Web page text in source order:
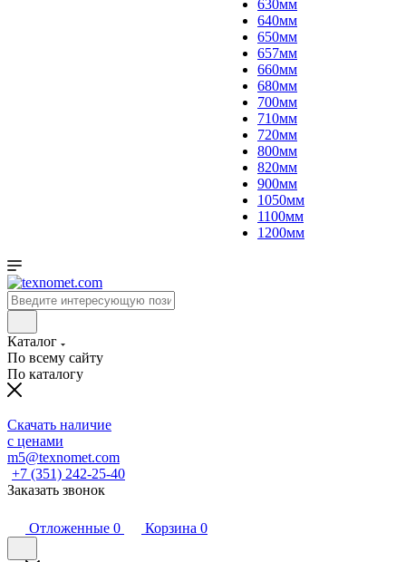
630мм
640мм
650мм
657мм
660мм
680мм
700мм
710мм
720мм
800мм
820мм
900мм
1050мм
1100мм
1200мм
Каталог
По всему сайту
По каталогу
Скачать наличие
с ценами
m5@texnomet.com
+7 (351) 242-25-40
Заказать звонок
Отложенные 0 Корзина 0